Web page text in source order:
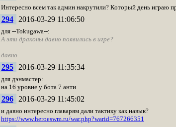
Интересно всем так админ накрутили? Который день играю
294 2016-03-29 11:06:50
для --Tokugawa--:
А эти драконы давно появились в игре?
давно
295 2016-03-29 11:35:34
для дэнмастер:
на 16 уровне у бота 7 анти
296 2016-03-29 11:45:02
и давно интересно главарям дали тактику как навык?
https://www.heroeswm.ru/war.php?warid=767266351